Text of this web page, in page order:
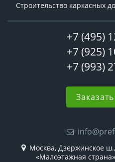
Строительство каркасных
+7 (495)
+7 (925)
+7 (993)
Москва, Дзержинское
«Малоэтажная